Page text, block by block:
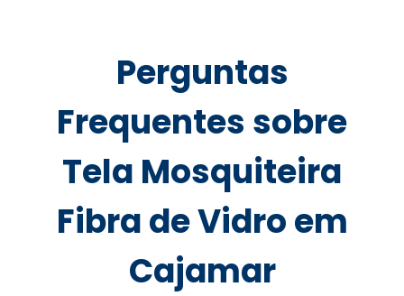
Perguntas
Frequentes sobre
Tela Mosquiteira
Fibra de Vidro em
Cajamar